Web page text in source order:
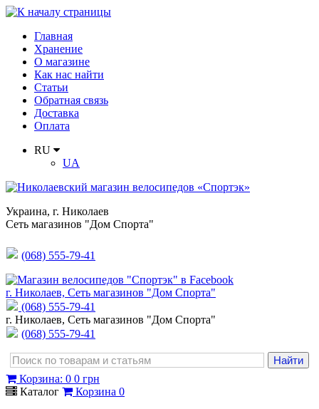
Главная
Хранение
О магазине
Как нас найти
Статьи
Обратная связь
Доставка
Оплата
RU
UA
Украина, г. Николаев
Сеть магазинов "Дом Спорта"
(068) 555-79-41
г. Николаев, Сеть магазинов "Дом Спорта"
(068) 555-79-41
г. Николаев, Сеть магазинов "Дом Спорта"
(068) 555-79-41
Корзина: 0 0 грн
Каталог
Корзина 0